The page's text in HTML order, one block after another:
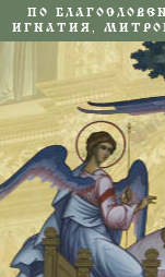
ПО
ИГНАТИЯ,